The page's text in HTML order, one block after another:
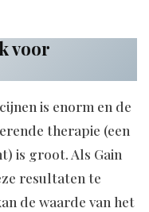
voor
is enorm en de
therapie (een
is groot. Als Gain
resultaten te
de waarde van het